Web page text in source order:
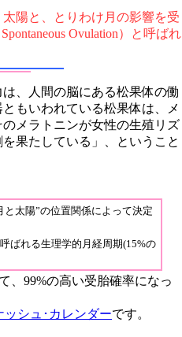
太陽と、とりわけ月の影響を受
Ovulation）と呼ばれ
、人間の脳にある松果体の働
もいわれている松果体は、メ
メラトニンが女性の生殖リズ
果たしている」、ということ
太陽”の位置関係によって決定
ばれる生理学的月経周期(15%の
、99%の高い受胎確率になっ
ッシュ･カレンダーです。